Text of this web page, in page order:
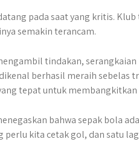
pada saat yang kritis.
semakin terancam.
tindakan,
berhasil meraih sebelas
tepat untuk membangkitkan
bahwa sepak bola
perlu kita cetak gol, dan satu